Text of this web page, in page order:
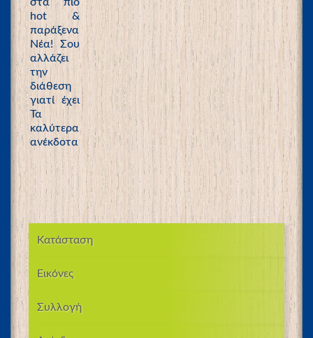
hot &
παράξενα
Νέα! Σου
αλλάζει
την
διάθεση
γιατί έχει
Τα
καλύτερα
ανέκδοτα
Κατάσταση
Εικόνες
Συλλογή